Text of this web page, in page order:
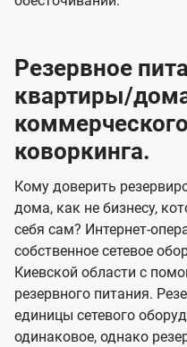
Резервное
квартиры/
коворкинга.
Кому доверить
дома, как не бизнесу,
себя сам? Интернет-
собственное сетевое
Киевской области с
резервного питания.
единицы сетевого
одинаковое, однако